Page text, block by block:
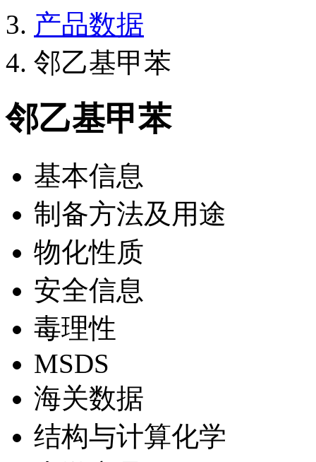
产品数据
邻乙基甲苯
邻乙基甲苯
基本信息
制备方法及用途
物化性质
安全信息
毒理性
MSDS
海关数据
结构与计算化学